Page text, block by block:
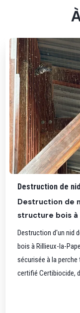
Destruction de
Destruction de
structure bois à
Destruction d'un nid
bois à Rillieux-la-
sécurisée à la
certifié Certibiocide,